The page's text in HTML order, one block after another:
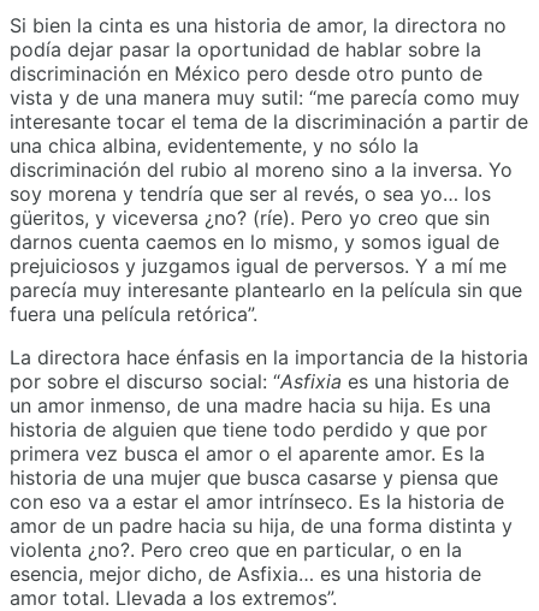
Si bien la cinta es una historia de amor, la directora no
podía dejar pasar la oportunidad de hablar sobre la
discriminación en México pero desde otro punto de
vista y de una manera muy sutil: “me parecía como muy
interesante tocar el tema de la discriminación a partir de
una chica albina, evidentemente, y no sólo la
discriminación del rubio al moreno sino a la inversa. Yo
soy morena y tendría que ser al revés, o sea yo… los
güeritos, y viceversa ¿no? (ríe). Pero yo creo que sin
darnos cuenta caemos en lo mismo, y somos igual de
prejuiciosos y juzgamos igual de perversos. Y a mí me
parecía muy interesante plantearlo en la película sin que
fuera una película retórica”.
La directora hace énfasis en la importancia de la historia
por sobre el discurso social: “Asfixia es una historia de
un amor inmenso, de una madre hacia su hija. Es una
historia de alguien que tiene todo perdido y que por
primera vez busca el amor o el aparente amor. Es la
historia de una mujer que busca casarse y piensa que
con eso va a estar el amor intrínseco. Es la historia de
amor de un padre hacia su hija, de una forma distinta y
violenta ¿no?. Pero creo que en particular, o en la
esencia, mejor dicho, de Asfixia… es una historia de
amor total. Llevada a los extremos”.